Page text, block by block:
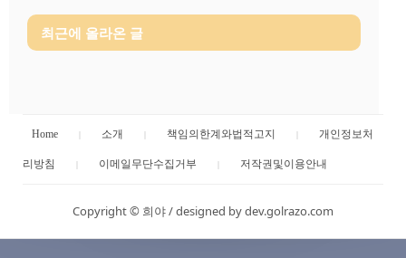
최근에 올라온 글
Home 소개 책임의한계와법적고지 개인정보처
리방침 이메일무단수집거부 저작권및이용안내
Copyright © 희야/designed by dev.golrazo.com